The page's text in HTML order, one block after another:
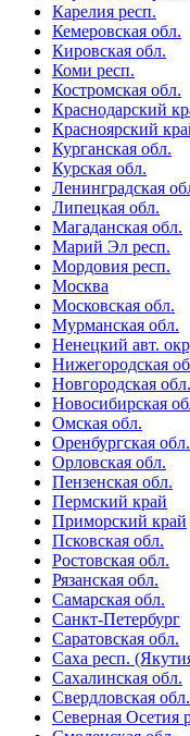
Карелия респ.
Кемеровская обл.
Кировская обл.
Коми респ.
Костромская обл.
Краснодарский
Красноярский
Курганская обл.
Курская обл.
Ленинградская
Липецкая обл.
Магаданская обл.
Марий Эл респ.
Мордовия респ.
Москва
Московская обл.
Мурманская обл.
Ненецкий авт.
Нижегородская
Новгородская обл.
Новосибирская
Омская обл.
Оренбургская обл.
Орловская обл.
Пензенская обл.
Пермский край
Приморский край
Псковская обл.
Ростовская обл.
Рязанская обл.
Самарская обл.
Санкт-Петербург
Саратовская обл.
Саха респ.
Сахалинская обл.
Свердловская обл.
Северная Осетия